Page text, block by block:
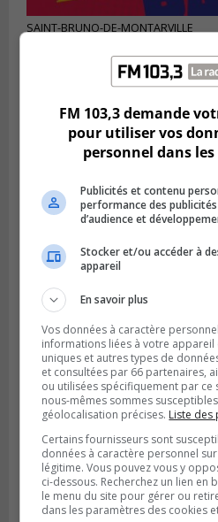
SAINT-BRUNO-DE-MONTARVILLE
La Fête des parcs est
SAINT-CATHERINE
Publié le 30 juillet 2026 à 07h58
Sainte-Catherine
financière au
FM 103,3 demande
pour utiliser vos
personnel dans
Publicités et contenu
performance des
d’audience et
Stocker et/ou accéder à
appareil
En savoir plus
Vos données à caractère
informations liées à votre
uniques et autres types de
et consultées par 66 partenaires,
ou utilisées spécifiquement par ce
nous-mêmes sommes
géolocalisation précises. Liste des
Certains fournisseurs sont
données à caractère personnel
légitime. Vous pouvez vous y
ci-dessous. Recherchez un lien en
le menu du site pour gérer ou
dans les paramètres des cookies